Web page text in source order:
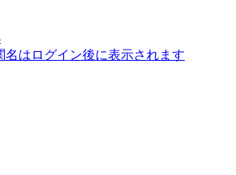
名はログイン後に表示されます